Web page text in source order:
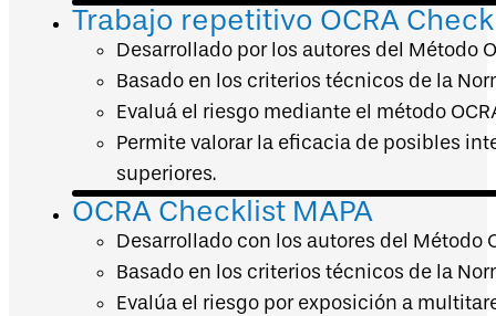
Trabajo repetitivo OCRA
Desarrollado por los autores del Método
Basado en los criterios técnicos de la
Evaluá el riesgo mediante el método
Permite valorar la eficacia de posibles
superiores.
OCRA Checklist MAPA
Desarrollado con los autores del Método
Basado en los criterios técnicos de la
Evalúa el riesgo por exposición a